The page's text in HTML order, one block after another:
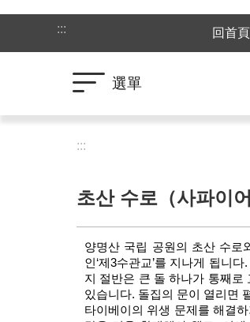
跳到主要內容區塊
:::
回首頁
選單
:::
초산 수로（사파이어
양명산 국립 공원의 초산 수로
인‘제3수관교’를 지나게 됩니
지 절반은 큰 돌 하나가 통째로
있습니다. 돌집의 문이 열리면
타이베이의 위생 문제를 해결